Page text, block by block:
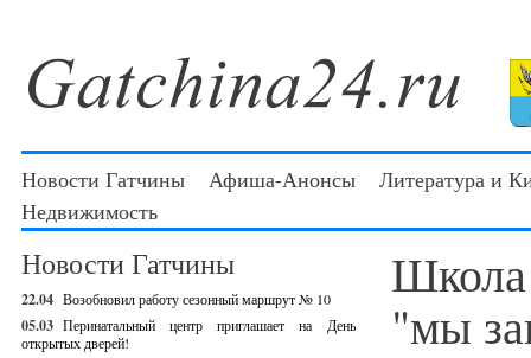
Новости Гатчины Афиша-Анонсы
Литература и
Недвижимость
Новости Гатчины
22.04 Возобновил работу сезонный маршрут № 10
05.03 Перинатальный центр приглашает на День
открытых дверей!
Школа
"мы